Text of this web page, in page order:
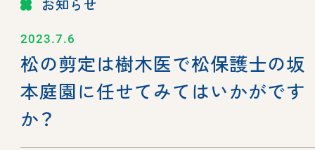
お知らせ
2023.7.6
松の剪定は樹木医で松保護士の坂
本庭園に任せてみてはいかがです
か？